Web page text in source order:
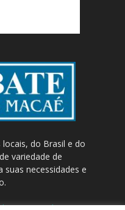
do Brasil e do
variedade de
necessidades e